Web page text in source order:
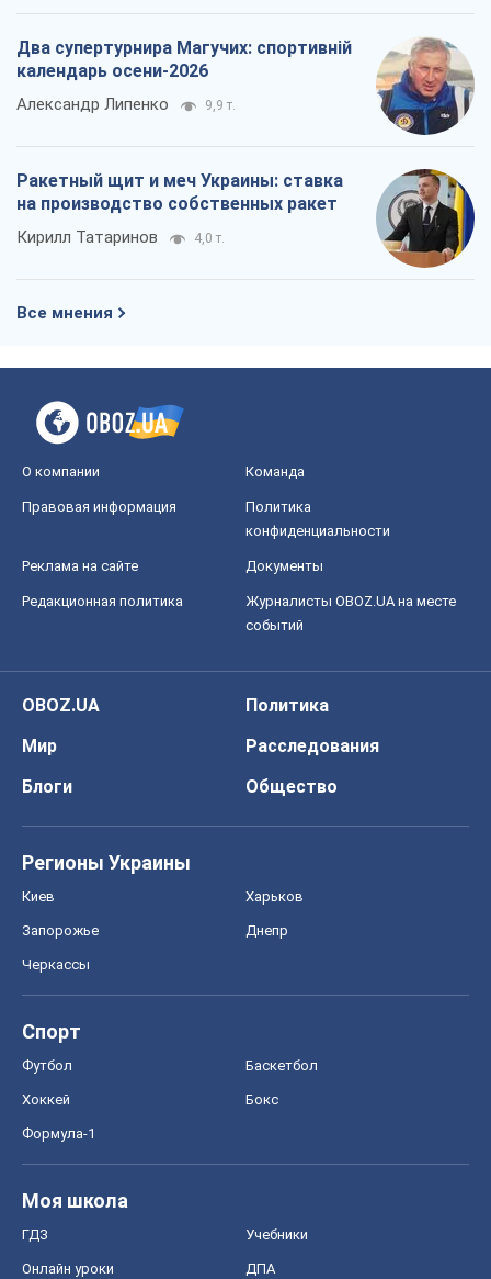
Два супертурнира Магучих: спортивній
календарь осени-2026
Александр Липенко 9,9 т.
Ракетный щит и меч Украины: ставка
на производство собственных ракет
Кирилл Татаринов 4,0 т.
Все мнения
О компании Команда
Правовая информация
Политика
конфиденциальности
Реклама на сайте Документы
Редакционная политика
Журналисты OBOZ.UA на месте
событий
OBOZ.UA
Политика
Мир
Расследования
Блоги
Общество
Регионы Украины
Киев Харьков
Запорожье Днепр
Черкассы
Спорт
Футбол Баскетбол
Хоккей Бокс
Формула-1
Моя школа
ГДЗ Учебники
Онлайн уроки ДПА